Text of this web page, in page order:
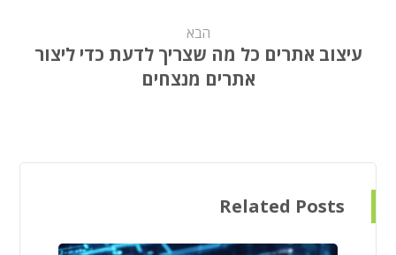
הבא
עיצוב אתרים כל מה שצריך לדעת כדי ליצור
אתרים מנצחים
Related Posts